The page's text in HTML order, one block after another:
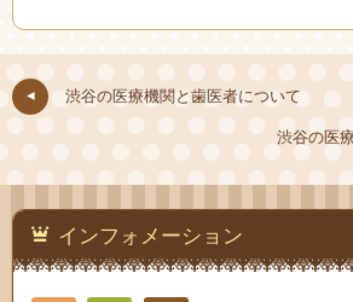
渋谷の医療機関と歯医者について
渋谷の医
インフォメーション